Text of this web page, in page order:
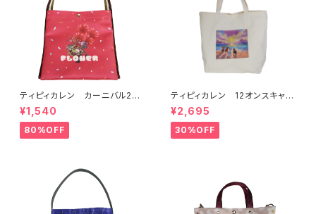
ティピィカレン カーニバル2W
AYワンハンドルバッグ
¥1,540
80%OFF
ティピィカレン 12オンスキャン
バスビーチドッグス柄ビッグマイ
バッグ
¥2,695
30%OFF